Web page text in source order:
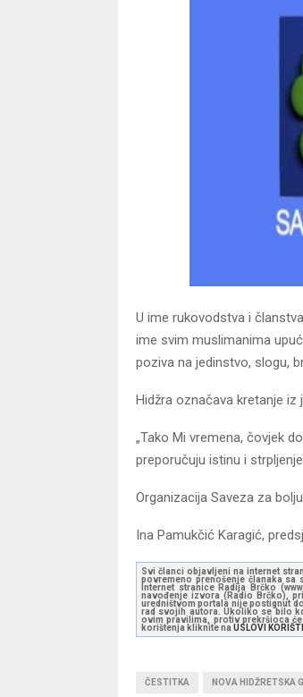
U ime rukovodstva i
ime svim muslimanima
poziva na jedinstvo, slogu,
Hidžra označava kretanje
„Tako Mi vremena, čovjek
preporučuju istinu i
Organizacija Saveza za
Ina Pamukčić Karagić,
Svi članci objavljeni na internet
povremeno prenošenje članaka
Internet stranice Radija Brčko
navođenje izvora (Radio Brčko),
uredništvom portala nije postignut
rad svojih autora. Ukoliko se bilo
ovim pravilima, protiv prekršioca
korištenja kliknite na USLOVI
ČESTITKA NOVA HIDŽRETSKA